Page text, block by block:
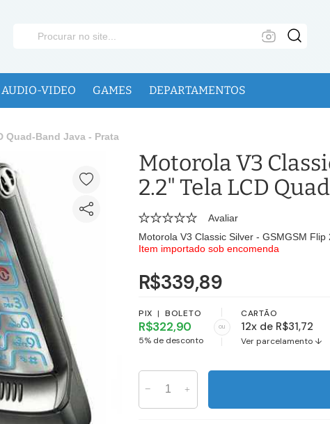
AUDIO-VIDEO GAMES DEPARTAMENTOS
Quad-Band Java - Prata
Motorola V3
2.2" Tela LCD
Avaliar
Motorola V3 Classic Silver - GSMGSM
Item importado sob encomenda
R$339,89
PIX | BOLETO
R$322,90
5% de desconto
ou
CARTÃO
12x de R$31,72
Ver parcelamento ↓